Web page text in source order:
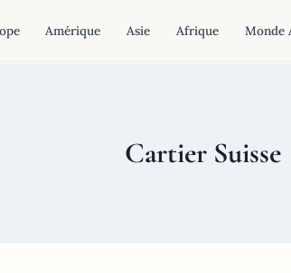
Amérique Asie Afrique Monde
Cartier Suisse